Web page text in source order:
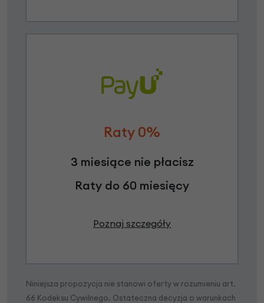
Raty 0%
3 miesiące nie płacisz
Raty do 60 miesięcy
Poznaj szczegóły
Niniejsza propozycja nie stanowi oferty w rozumieniu art.
66 Kodeksu Cywilnego. Ostateczna decyzja o warunkach